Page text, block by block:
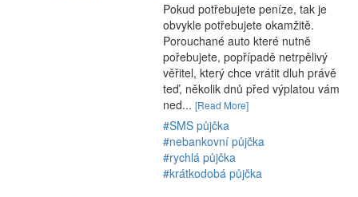
Pokud potřebujete peníze, tak je
obvykle potřebujete okamžitě.
Porouchané auto které nutně
pořebujete, popřípadě netrpělivý
věřitel, který chce vrátit dluh právě
teď, několik dnů před výplatou vám
ned... [Read More]
#SMS půjčka
#nebankovní půjčka
#rychlá půjčka
#krátkodobá půjčka